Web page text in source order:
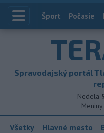
Index
Šport Počasie
Spravodajský portál
Nedela
Meniny
Všetky Hlavné mesto